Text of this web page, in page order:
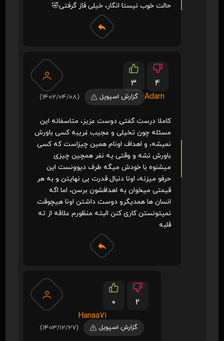
حالت خوب نیستا انگار، خیلی فاز گرفتی🤣
3
4
Adam
گزارش اسپویل (1402/04/08)
کاملا درست گفتی دوست عزیز، متاسفانه این
مسئله چون تخیلی و عجیب غریبه کسی باورش
نمیشه، و اهداف اونام همین چیزاست که کسی
باورش نشه و وقتی یه نفر همچین چیزی
میشنوه با خودش میگه طرف دیوونست این
حرفو میزنه، اونا دنبال قدرت بی نهایتن و به هر
قیمتی میخوان به اهدافشون برسن، اما اگه
انسان ها همدیگرو دوست داشتن اونا هیچوقت
نمیتونستن کاری کنن البته منظورم علاقه از ته
قلبه
0
2
Hanaa71
گزارش اسپویل (1403/12/27)